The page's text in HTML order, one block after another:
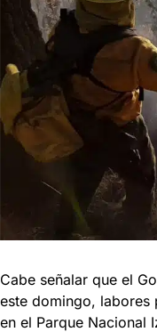
Cabe señalar que el
este domingo,
en el Parque Nacional